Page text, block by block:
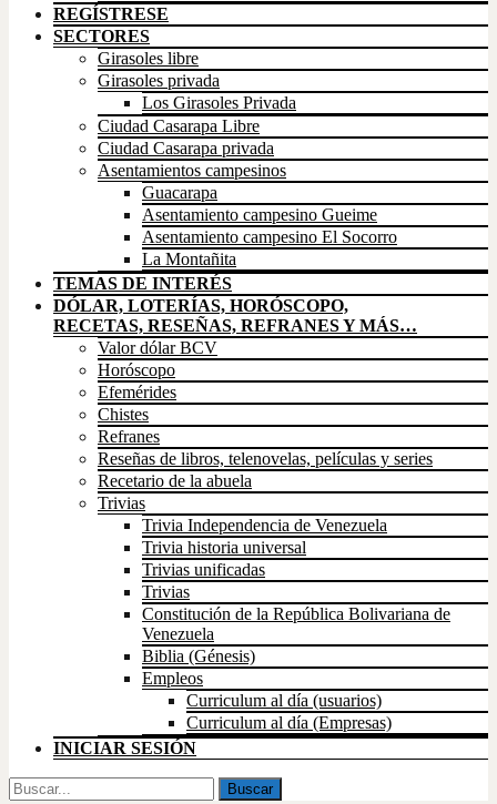
REGÍSTRESE
SECTORES
Girasoles libre
Girasoles privada
Los Girasoles Privada
Ciudad Casarapa Libre
Ciudad Casarapa privada
Asentamientos campesinos
Guacarapa
Asentamiento campesino Gueime
Asentamiento campesino El Socorro
La Montañita
TEMAS DE INTERÉS
DÓLAR, LOTERÍAS, HORÓSCOPO,
RECETAS, RESEÑAS, REFRANES Y MÁS…
Valor dólar BCV
Horóscopo
Efemérides
Chistes
Refranes
Reseñas de libros, telenovelas, películas y series
Recetario de la abuela
Trivias
Trivia Independencia de Venezuela
Trivia historia universal
Trivias unificadas
Trivias
Constitución de la República Bolivariana de
Venezuela
Biblia (Génesis)
Empleos
Curriculum al día (usuarios)
Curriculum al día (Empresas)
INICIAR SESIÓN
Buscar